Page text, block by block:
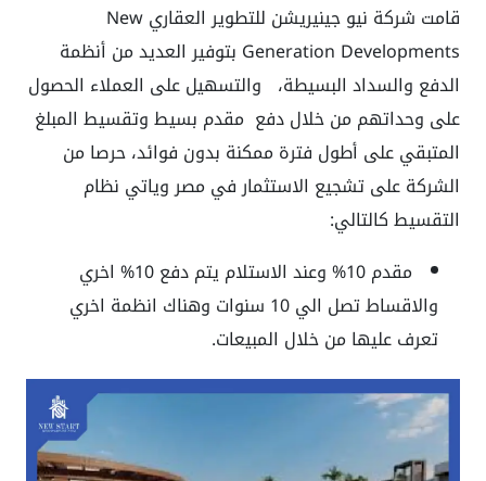
قامت شركة نيو جينيريشن للتطوير العقاريNew
Generation Developments بتوفير العديد من أنظمة
الدفع والسداد البسيطة، والتسهيل على العملاء الحصول
على وحداتهم من خلال دفع مقدم بسيط وتقسيط المبلغ
المتبقي على أطول فترة ممكنة بدون فوائد، حرصا من
الشركة على تشجيع الاستثمار في مصر وياتي نظام
التقسيط كالتالي:
مقدم 10% وعند الاستلام يتم دفع 10% اخري
والاقساط تصل الي 10 سنوات وهناك انظمة اخري
تعرف عليها من خلال المبيعات.